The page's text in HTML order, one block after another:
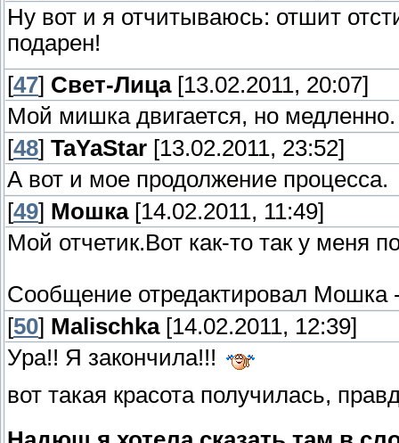
Ну вот и я отчитываюсь: отшит
подарен!
[47] Свет-Лица[13.02.2011, 20:07]
Мой мишка двигается, но медленно.
[48] TaYaStar [13.02.2011, 23:52]
А вот и мое продолжение процесса.
[49] Мошка[14.02.2011, 11:49]
Мой отчетик.Вот как-то так у меня
Сообщение отредактировал Мошка
[50] Malischka[14.02.2011, 12:39]
Ура!! Я закончила!!!
вот такая красота получилась,